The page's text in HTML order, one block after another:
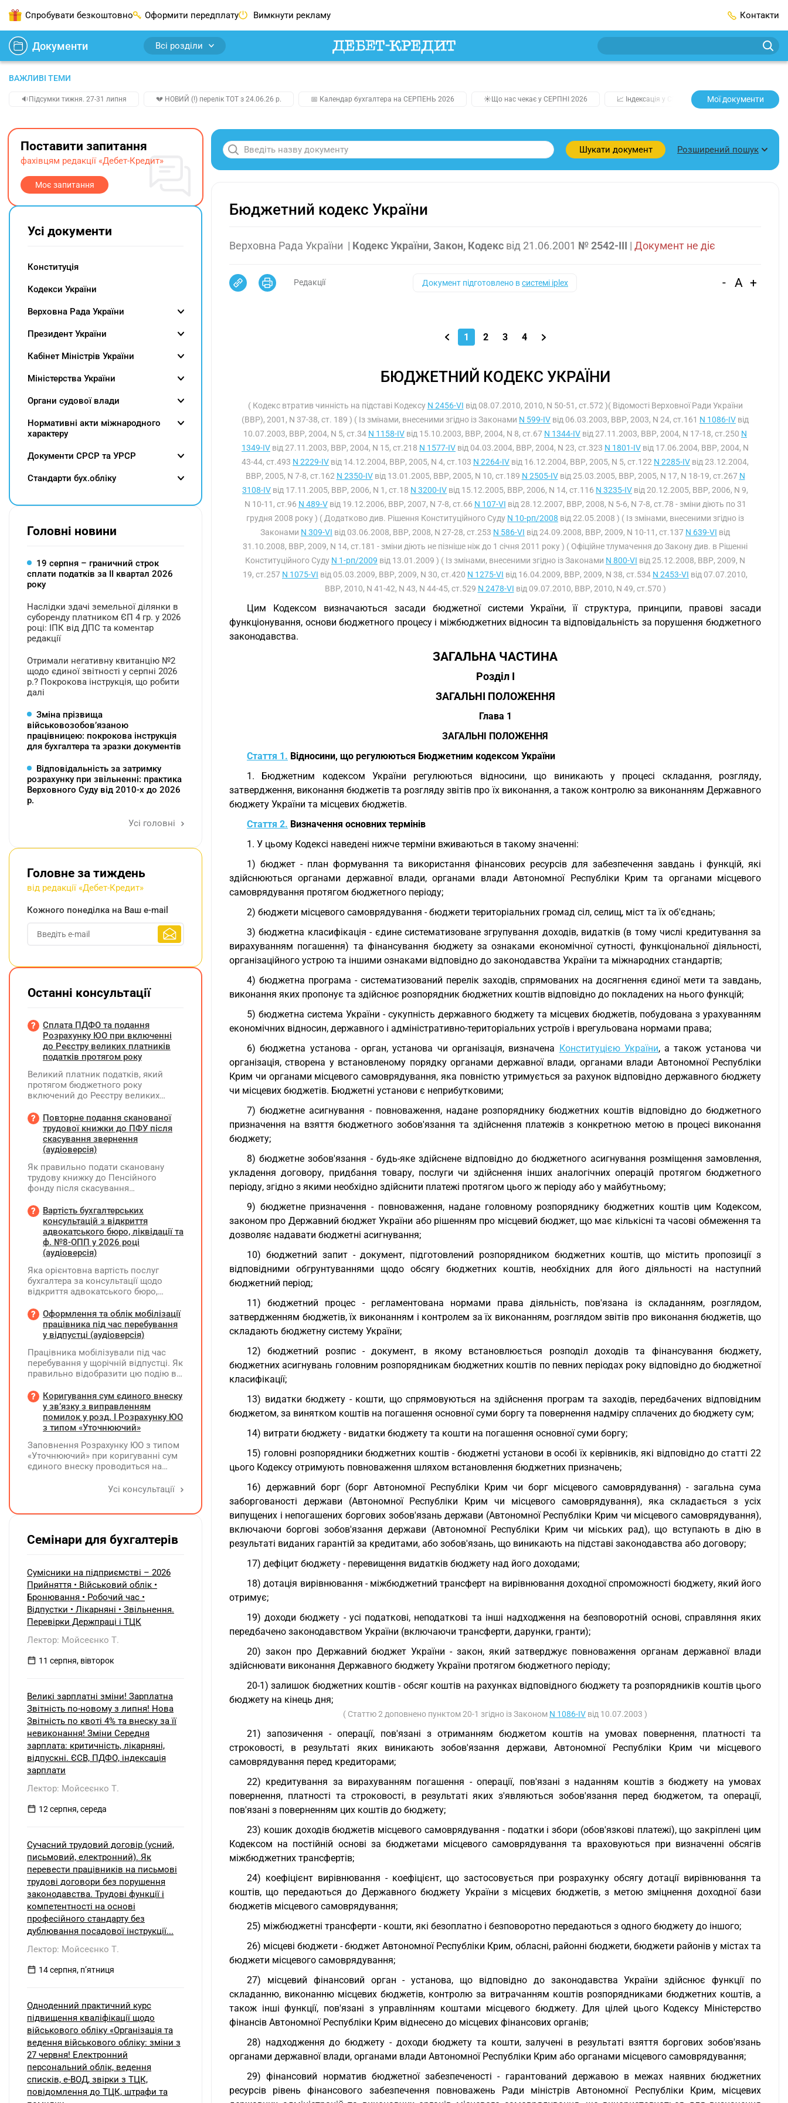
Спробувати безкоштовно Оформити передплату Вимкнути рекламу Контакти
Документи Всі розділи
ВАЖЛИВІ ТЕМИ
🔉Підсумки тижня. 27-31 липня 💔 НОВИЙ (!) перелік ТОТ з 24.06.26 р. 📅 Календар бухгалтера на СЕРПЕНЬ 2026 ☀️Що нас чекає у СЕРПНІ 2026 📈 Індексація у СЕРПНІ 2️⃣0️⃣2️⃣7️⃣ Усі
Мої документи
Шукати документ Розширений пошук
Бюджетний кодекс України
Верховна Рада України | Кодекс України, Закон, Кодекс від 21.06.2001 № 2542-III | Документ не діє
Редакції Документ підготовлено всистемі iplex - A +
1 2 3 4
БЮДЖЕТНИЙ КОДЕКС УКРАЇНИ
( Кодекс втратив чинність на підставі Кодексу N 2456-VI від 08.07.2010, 2010, N 50-51, ст.572 )( Відомості Верховної Ради України
(ВВР), 2001, N 37-38, ст. 189 ) ( Із змінами, внесеними згідно із Законами N 599-IV від 06.03.2003, ВВР, 2003, N 24, ст.161 N 1086-IV від
10.07.2003, ВВР, 2004, N 5, ст.34 N 1158-IV від 15.10.2003, ВВР, 2004, N 8, ст.67 N 1344-IV від 27.11.2003, ВВР, 2004, N 17-18, ст.250 N
1349-IV від 27.11.2003, ВВР, 2004, N 15, ст.218 N 1577-IV від 04.03.2004, ВВР, 2004, N 23, ст.323 N 1801-IV від 17.06.2004, ВВР, 2004, N
43-44, ст.493 N 2229-IV від 14.12.2004, ВВР, 2005, N 4, ст.103 N 2264-IV від 16.12.2004, ВВР, 2005, N 5, ст.122 N 2285-IV від 23.12.2004,
ВВР, 2005, N 7-8, ст.162 N 2350-IVвід 13.01.2005, ВВР, 2005, N 10, ст.189 N 2505-IVвід 25.03.2005, ВВР, 2005, N 17, N 18-19, ст.267 N
3108-IV від 17.11.2005, ВВР, 2006, N 1, ст.18 N 3200-IV від 15.12.2005, ВВР, 2006, N 14, ст.116 N 3235-IV від 20.12.2005, ВВР, 2006, N 9,
N 10-11, ст.96 N 489-Vвід 19.12.2006, ВВР, 2007, N 7-8, ст.66 N 107-VI від 28.12.2007, ВВР, 2008, N 5-6, N 7-8, ст.78 - зміни діють по 31
грудня 2008 року ) ( Додатково див. Рішення Конституційного Суду N 10-рп/2008 від 22.05.2008 ) ( Із змінами, внесеними згідно із
Законами N 309-VI від 03.06.2008, ВВР, 2008, N 27-28, ст.253 N 586-VI від 24.09.2008, ВВР, 2009, N 10-11, ст.137 N 639-VI від
31.10.2008, ВВР, 2009, N 14, ст.181 - зміни діють не пізніше ніж до 1 січня 2011 року ) ( Офіційне тлумачення до Закону див. в Рішенні
Конституційного Суду N 1-рп/2009 від 13.01.2009 ) ( Із змінами, внесеними згідно із Законами N 800-VI від 25.12.2008, ВВР, 2009, N
19, ст.257 N 1075-VI від 05.03.2009, ВВР, 2009, N 30, ст.420 N 1275-VI від 16.04.2009, ВВР, 2009, N 38, ст.534 N 2453-VI від 07.07.2010,
ВВР, 2010, N 41-42, N 43, N 44-45, ст.529 N 2478-VI від 09.07.2010, ВВР, 2010, N 49, ст.570 )
Цим Кодексом визначаються засади бюджетної системи України, її структура, принципи, правові засади
функціонування, основи бюджетного процесу і міжбюджетних відносин та відповідальність за порушення бюджетного
законодавства.
ЗАГАЛЬНА ЧАСТИНА
Розділ I
ЗАГАЛЬНІ ПОЛОЖЕННЯ
Глава 1
ЗАГАЛЬНІ ПОЛОЖЕННЯ
Стаття 1. Відносини, що регулюються Бюджетним кодексом України
1. Бюджетним кодексом України регулюються відносини, що виникають у процесі складання, розгляду,
затвердження, виконання бюджетів та розгляду звітів про їх виконання, а також контролю за виконанням Державного
бюджету України та місцевих бюджетів.
Стаття 2. Визначення основних термінів
1. У цьому Кодексі наведені нижче терміни вживаються в такому значенні:
1) бюджет - план формування та використання фінансових ресурсів для забезпечення завдань і функцій, які
здійснюються органами державної влади, органами влади Автономної Республіки Крим та органами місцевого
самоврядування протягом бюджетного періоду;
2) бюджети місцевого самоврядування - бюджети територіальних громад сіл, селищ, міст та їх об'єднань;
3) бюджетна класифікація - єдине систематизоване згрупування доходів, видатків (в тому числі кредитування за
вирахуванням погашення) та фінансування бюджету за ознаками економічної сутності, функціональної діяльності,
організаційного устрою та іншими ознаками відповідно до законодавства України та міжнародних стандартів;
4) бюджетна програма - систематизований перелік заходів, спрямованих на досягнення єдиної мети та завдань,
виконання яких пропонує та здійснює розпорядник бюджетних коштів відповідно до покладених на нього функцій;
5) бюджетна система України - сукупність державного бюджету та місцевих бюджетів, побудована з урахуванням
економічних відносин, державного і адміністративно-територіальних устроїв і врегульована нормами права;
6) бюджетна установа - орган, установа чи організація, визначена Конституцією України, а також установа чи
організація, створена у встановленому порядку органами державної влади, органами влади Автономної Республіки
Крим чи органами місцевого самоврядування, яка повністю утримується за рахунок відповідно державного бюджету
чи місцевих бюджетів. Бюджетні установи є неприбутковими;
7) бюджетне асигнування - повноваження, надане розпоряднику бюджетних коштів відповідно до бюджетного
призначення на взяття бюджетного зобов'язання та здійснення платежів з конкретною метою в процесі виконання
бюджету;
8) бюджетне зобов'язання - будь-яке здійснене відповідно до бюджетного асигнування розміщення замовлення,
укладення договору, придбання товару, послуги чи здійснення інших аналогічних операцій протягом бюджетного
періоду, згідно з якими необхідно здійснити платежі протягом цього ж періоду або у майбутньому;
9) бюджетне призначення - повноваження, надане головному розпоряднику бюджетних коштів цим Кодексом,
законом про Державний бюджет України або рішенням про місцевий бюджет, що має кількісні та часові обмеження та
дозволяє надавати бюджетні асигнування;
10) бюджетний запит - документ, підготовлений розпорядником бюджетних коштів, що містить пропозиції з
відповідними обгрунтуваннями щодо обсягу бюджетних коштів, необхідних для його діяльності на наступний
бюджетний період;
11) бюджетний процес - регламентована нормами права діяльність, пов'язана із складанням, розглядом,
затвердженням бюджетів, їх виконанням і контролем за їх виконанням, розглядом звітів про виконання бюджетів, що
складають бюджетну систему України;
12) бюджетний розпис - документ, в якому встановлюється розподіл доходів та фінансування бюджету,
бюджетних асигнувань головним розпорядникам бюджетних коштів по певних періодах року відповідно до бюджетної
класифікації;
13) видатки бюджету - кошти, що спрямовуються на здійснення програм та заходів, передбачених відповідним
бюджетом, за винятком коштів на погашення основної суми боргу та повернення надміру сплачених до бюджету сум;
14) витрати бюджету - видатки бюджету та кошти на погашення основної суми боргу;
15) головні розпорядники бюджетних коштів - бюджетні установи в особі їх керівників, які відповідно до статті 22
цього Кодексу отримують повноваження шляхом встановлення бюджетних призначень;
16) державний борг (борг Автономної Республіки Крим чи борг місцевого самоврядування) - загальна сума
заборгованості держави (Автономної Республіки Крим чи місцевого самоврядування), яка складається з усіх
випущених і непогашених боргових зобов'язань держави (Автономної Республіки Крим чи місцевого самоврядування),
включаючи боргові зобов'язання держави (Автономної Республіки Крим чи міських рад), що вступають в дію в
результаті виданих гарантій за кредитами, або зобов'язань, що виникають на підставі законодавства або договору;
17) дефіцит бюджету - перевищення видатків бюджету над його доходами;
18) дотація вирівнювання - міжбюджетний трансферт на вирівнювання доходної спроможності бюджету, який його
отримує;
19) доходи бюджету - усі податкові, неподаткові та інші надходження на безповоротній основі, справляння яких
передбачено законодавством України (включаючи трансферти, дарунки, гранти);
20) закон про Державний бюджет України - закон, який затверджує повноваження органам державної влади
здійснювати виконання Державного бюджету України протягом бюджетного періоду;
20-1) залишок бюджетних коштів - обсяг коштів на рахунках відповідного бюджету та розпорядників коштів цього
бюджету на кінець дня;
( Статтю 2 доповнено пунктом 20-1 згідно із Законом N 1086-IV від 10.07.2003 )
21) запозичення - операції, пов'язані з отриманням бюджетом коштів на умовах повернення, платності та
строковості, в результаті яких виникають зобов'язання держави, Автономної Республіки Крим чи місцевого
самоврядування перед кредиторами;
22) кредитування за вирахуванням погашення - операції, пов'язані з наданням коштів з бюджету на умовах
повернення, платності та строковості, в результаті яких з'являються зобов'язання перед бюджетом, та операції,
пов'язані з поверненням цих коштів до бюджету;
23) кошик доходів бюджетів місцевого самоврядування - податки і збори (обов'язкові платежі), що закріплені цим
Кодексом на постійній основі за бюджетами місцевого самоврядування та враховуються при визначенні обсягів
міжбюджетних трансфертів;
24) коефіцієнт вирівнювання - коефіцієнт, що застосовується при розрахунку обсягу дотації вирівнювання та
коштів, що передаються до Державного бюджету України з місцевих бюджетів, з метою зміцнення доходної бази
бюджетів місцевого самоврядування;
25) міжбюджетні трансферти - кошти, які безоплатно і безповоротно передаються з одного бюджету до іншого;
26) місцеві бюджети - бюджет Автономної Республіки Крим, обласні, районні бюджети, бюджети районів у містах та
бюджети місцевого самоврядування;
27) місцевий фінансовий орган - установа, що відповідно до законодавства України здійснює функції по
складанню, виконанню місцевих бюджетів, контролю за витрачанням коштів розпорядниками бюджетних коштів, а
також інші функції, пов'язані з управлінням коштами місцевого бюджету. Для цілей цього Кодексу Міністерство
фінансів Автономної Республіки Крим віднесено до місцевих фінансових органів;
28) надходження до бюджету - доходи бюджету та кошти, залучені в результаті взяття боргових зобов'язань
органами державної влади, органами влади Автономної Республіки Крим або органами місцевого самоврядування;
29) фінансовий норматив бюджетної забезпеченості - гарантований державою в межах наявних бюджетних
ресурсів рівень фінансового забезпечення повноважень Ради міністрів Автономної Республіки Крим, місцевих
Поставити запитання
фахівцям редакції «Дебет-Кредит»
Моє запитання
Усі документи
Конституція
Кодекси України
Верховна Рада України
Президент України
Кабінет Міністрів України
Міністерства України
Органи судової влади
Нормативні акти міжнародного
характеру
Документи СРСР та УРСР
Cтандарти бух.обліку
Головні новини
19 серпня – граничний строк
сплати податків за ІI квартал 2026
року
Наслідки здачі земельної ділянки в
суборенду платником ЄП 4 гр. у 2026
році: ІПК від ДПС та коментар
редакції
Отримали негативну квитанцію №2
щодо єдиної звітності у серпні 2026
р.? Покрокова інструкція, що робити
далі
Зміна прізвища
військовозобов’язаною
працівницею: покрокова інструкція
для бухгалтера та зразки документів
Відповідальність за затримку
розрахунку при звільненні: практика
Верховного Суду від 2010-х до 2026
р.
Усі головні
Головне за тиждень
від редакції «Дебет-Кредит»
Кожного понеділка на Ваш e-mail
Останні консультації
Сплата ПДФО та подання
Розрахунку ЮО при включенні
до Реєстру великих платників
податків протягом року
Великий платник податків, який
протягом бюджетного року
включений до Реєстру великих
за місцем попереднього обліку, а
Податковий розрахунок подає за
новим (основним) місцем обліку
Повторне подання сканованої
трудової книжки до ПФУ після
скасування звернення
(аудіоверсія)
Як правильно подати скановану
трудову книжку до Пенсійного
фонду після скасування
відсутність підпису на титульній
сторінці — надсилати лише
виправлену сторінку чи всю трудову
книжку заново?
Вартість бухгалтерських
консультацій з відкриття
адвокатського бюро, ліквідації та
ф. №8-ОПП у 2026 році
(аудіоверсія)
Яка орієнтовна вартість послуг
бухгалтера за консультації щодо
відкриття адвокатського бюро,
діяльності та подання звіту за
формою №8-ОПП?
Оформлення та облік мобілізації
працівника під час перебування
у відпустці (аудіоверсія)
Працівника мобілізували під час
перебування у щорічній відпустці. Як
правильно відобразити цю подію в
бухгалтерському обліку та
податковій звітності?
Коригування сум єдиного внеску
у зв’язку з виправленням
помилок у розд. І Розрахунку ЮО
з типом «Уточнюючий»
Заповнення Розрахунку ЮО з типом
«Уточнюючий» при коригуванні сум
єдиного внеску проводиться на
ЮО з використанням типівУсі консультації
Семінари для бухгалтерів
Сумісники на підприємстві – 2026
Прийняття • Військовий облік •
Бронювання • Робочий час •
Відпустки • Лікарняні • Звільнення.
Перевірки Держпраці і ТЦК
Лектор: Мойсеєнко Т.
11 серпня, вівторок
Великі зарплатні зміни! Зарплатна
Звітність по-новому з липня! Нова
Звітність по квоті 4% та внеску за її
невиконання! Зміни Середня
зарплата: критичність, лікарняні,
відпускні. ЄСВ, ПДФО, індексація
зарплати
Лектор: Мойсеєнко Т.
12 серпня, середа
Сучасний трудовий договір (усний,
письмовий, електронний). Як
перевести працівників на письмові
трудові договори без порушення
законодавства. Трудові функції і
компетентності на основі
професійного стандарту без
дублювання посадової інструкції...
Лектор: Мойсеєнко Т.
14 серпня, пʼятниця
Одноденний практичний курс
підвищення кваліфікації щодо
військового обліку «Організація та
ведення військового обліку: зміни з
27 червня! Електронний
персональний облік, ведення
списків, е-ВОД, звірки з ТЦК,
повідомлення до ТЦК, штрафи та